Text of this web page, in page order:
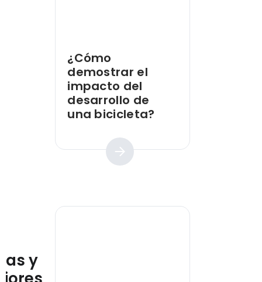
y
¿Cómo
demostrar el
impacto del
desarrollo de
una bicicleta?